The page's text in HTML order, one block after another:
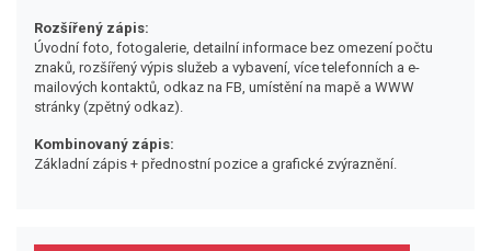
Rozšířený zápis:
Úvodní foto, fotogalerie, detailní informace bez omezení počtu
znaků, rozšířený výpis služeb a vybavení, více telefonních a e-
mailových kontaktů, odkaz na FB, umístění na mapě a WWW
stránky (zpětný odkaz).
Kombinovaný zápis:
Základní zápis + přednostní pozice a grafické zvýraznění.